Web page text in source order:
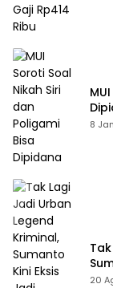
8
20